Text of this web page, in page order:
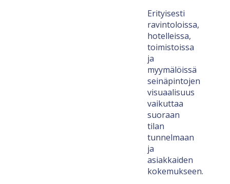
Erityisesti
ravintoloissa,
hotelleissa,
toimistoissa
ja
myymälöissä
seinäpintojen
visuaalisuus
vaikuttaa
suoraan
tilan
tunnelmaan
ja
asiakkaiden
kokemukseen.